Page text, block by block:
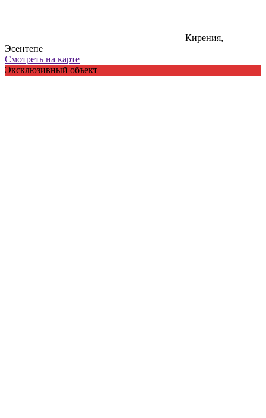
Кирения,
Эсентепе
Смотреть на карте
Эксклюзивный объект